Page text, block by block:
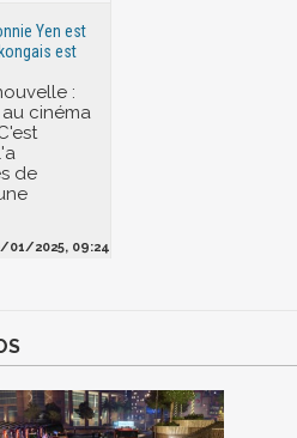
Yen est
est
:
cinéma
de
01/2025, 09:24